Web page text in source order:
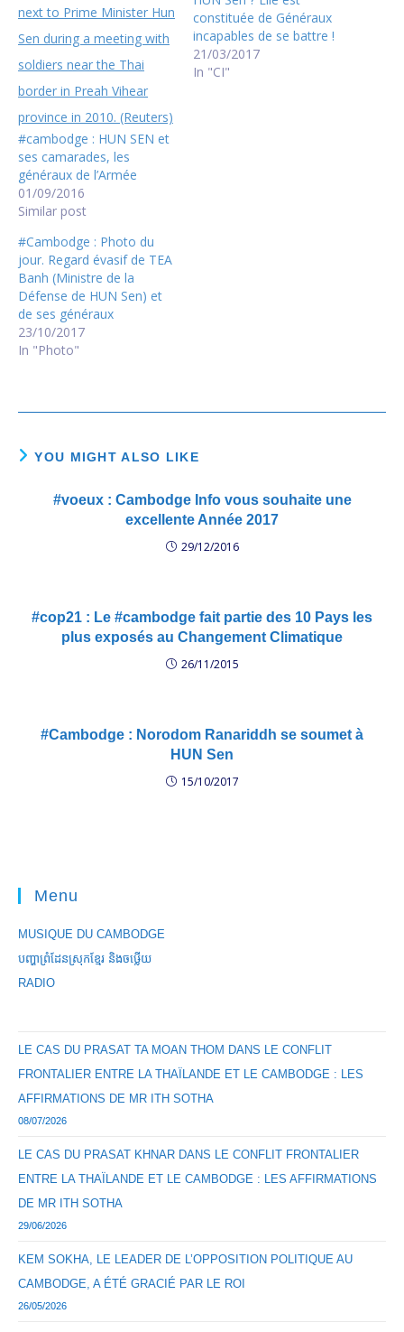
#cambodge : HUN SEN et
ses camarades, les
généraux de l’Armée
01/09/2016
Similar post
constituée de Généraux
incapables de se battre !
21/03/2017
In "CI"
#Cambodge : Photo du
jour. Regard évasif de TEA
Banh (Ministre de la
Défense de HUN Sen) et
de ses généraux
23/10/2017
In "Photo"
YOU MIGHT ALSO LIKE
#voeux : Cambodge Info vous souhaite une
excellente Année 2017
29/12/2016
#cop21 : Le #cambodge fait partie des 10 Pays les
plus exposés au Changement Climatique
26/11/2015
#Cambodge : Norodom Ranariddh se soumet à
HUN Sen
15/10/2017
Menu
MUSIQUE DU CAMBODGE
បញ្ហាព្រំដែនស្រុកខ្មែរ និងចឞ្លើយ
RADIO
LE CAS DU PRASAT TA MOAN THOM DANS LE CONFLIT
FRONTALIER ENTRE LA THAÏLANDE ET LE CAMBODGE : LES
AFFIRMATIONS DE MR ITH SOTHA
08/07/2026
LE CAS DU PRASAT KHNAR DANS LE CONFLIT FRONTALIER
ENTRE LA THAÏLANDE ET LE CAMBODGE : LES AFFIRMATIONS
DE MR ITH SOTHA
29/06/2026
KEM SOKHA, LE LEADER DE L’OPPOSITION POLITIQUE AU
CAMBODGE, A ÉTÉ GRACIÉ PAR LE ROI
26/05/2026